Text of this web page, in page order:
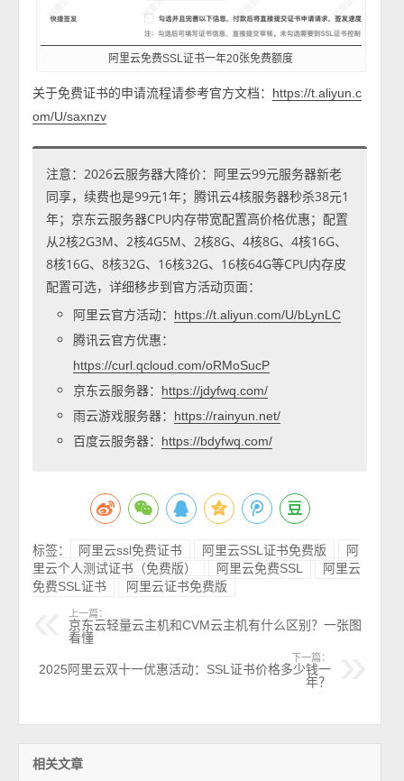
阿里云免费SSL证书一年20张免费额度
关于免费证书的申请流程请参考官方文档：
https://t.aliyun.c
om/U/saxnzv
注意：2026云服务器大降价：阿里云99元服务器新老
同享，续费也是99元1年；腾讯云4核服务器秒杀38元1
年；京东云服务器CPU内存带宽配置高价格优惠；配置
从2核2G3M、2核4G5M、2核8G、4核8G、4核16G、
8核16G、8核32G、16核32G、16核64G等CPU内存皮
配置可选，详细移步到官方活动页面：
阿里云官方活动：
https://t.aliyun.com/U/bLynLC
腾讯云官方优惠：
https://curl.qcloud.com/oRMoSucP
京东云服务器： https://jdyfwq.com/
雨云游戏服务器： https://rainyun.net/
百度云服务器： https://bdyfwq.com/
标签： 阿里云ssl免费证书 阿里云SSL证书免费版
阿
里云个人测试证书（免费版）
阿里云免费SSL
阿里云
免费SSL证书
阿里云证书免费版
上一篇：
京东云轻量云主机和CVM云主机有什么区别？一张图
看懂
下一篇：
2025阿里云双十一优惠活动：SSL证书价格多少钱一
年？
相关文章